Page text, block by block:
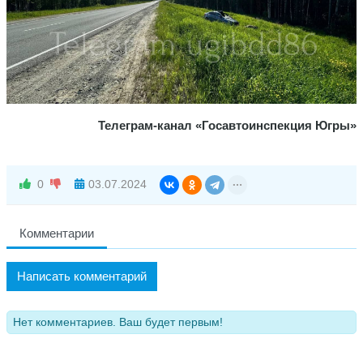
Телеграм-канал «Госавтоинспекция Югры»
0 03.07.2024
Комментарии
Написать комментарий
Нет комментариев. Ваш будет первым!